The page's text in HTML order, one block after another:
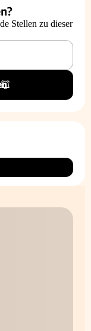
Stellen zu dieser